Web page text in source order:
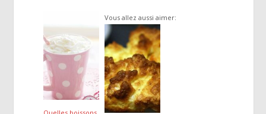
Vous allez aussi aimer: